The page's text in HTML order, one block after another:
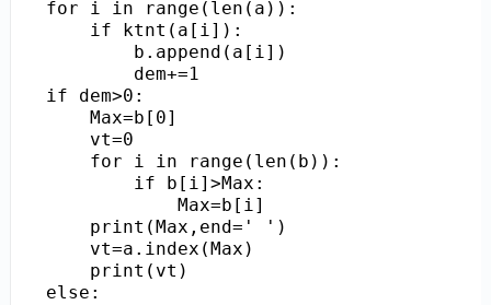
for i in range(len(a)):
    if ktnt(a[i]):
        b.append(a[i])
        dem+=1
if dem>0:
    Max=b[0]
    vt=0
    for i in range(len(b)):
        if b[i]>Max:
            Max=b[i]
    print(Max,end=' ')
    vt=a.index(Max)
    print(vt)
else: